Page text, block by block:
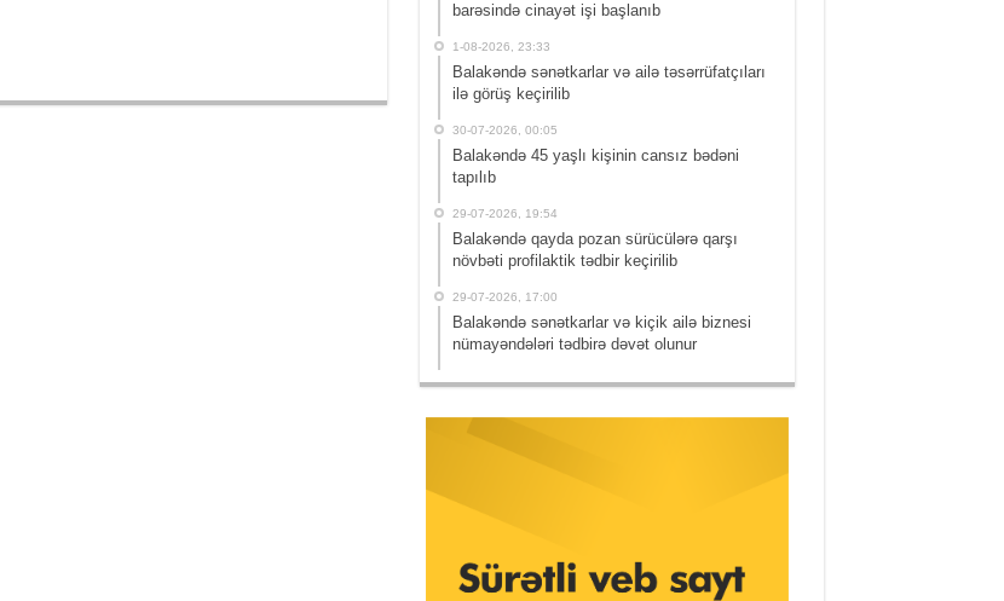
barəsində cinayət işi başlanıb
1-08-2026, 23:33
Balakəndə sənətkarlar və ailə təsərrüfatçıları
ilə görüş keçirilib
30-07-2026, 00:05
Balakəndə 45 yaşlı kişinin cansız bədəni
tapılıb
29-07-2026, 19:54
Balakəndə qayda pozan sürücülərə qarşı
növbəti profilaktik tədbir keçirilib
29-07-2026, 17:00
Balakəndə sənətkarlar və kiçik ailə biznesi
nümayəndələri tədbirə dəvət olunur